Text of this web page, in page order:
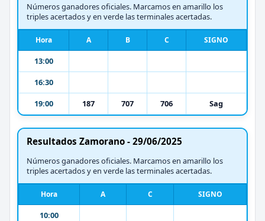
Números ganadores oficiales. Marcamos en amarillo los
triples acertados y en verde las terminales acertadas.
Hora A B C SIGNO
13:00
16:30
19:00
187 707 706 Sag
Resultados Zamorano - 29/06/2025
Números ganadores oficiales. Marcamos en amarillo los
triples acertados y en verde las terminales acertadas.
Hora A C SIGNO
10:00